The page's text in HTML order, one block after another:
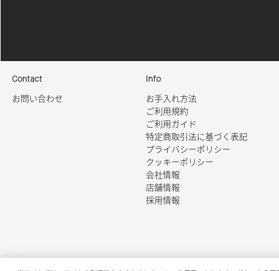
Contact
お問い合わせ
Info
お手入れ方法
ご利用規約
ご利用ガイド
特定商取引法に基づく表記
プライバシーポリシー
クッキーポリシー
会社情報
店舗情報
採用情報